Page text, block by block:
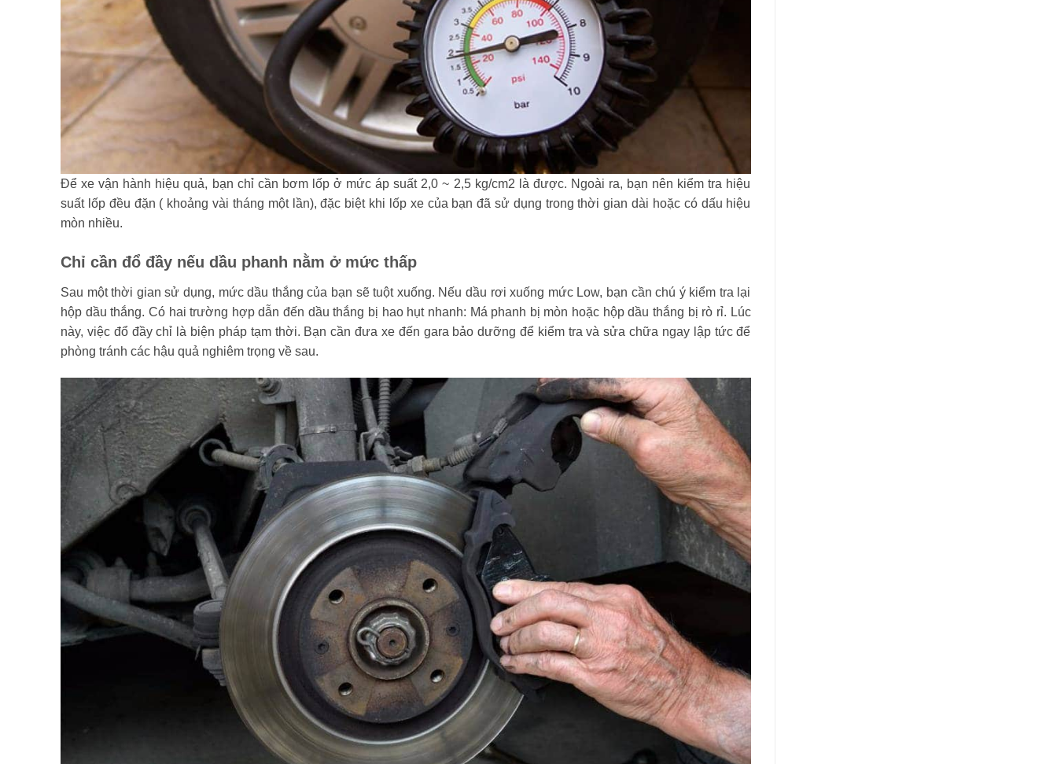
Để xe vận hành hiệu quả, bạn chỉ cần bơm lốp ở mức áp suất 2,0 ~ 2,5 kg/cm2 là được. Ngoài ra, bạn nên kiểm tra hiệu
suất lốp đều đặn ( khoảng vài tháng một lần), đặc biệt khi lốp xe của bạn đã sử dụng trong thời gian dài hoặc có dấu hiệu
mòn nhiều.
Chỉ cần đổ đầy nếu dầu phanh nằm ở mức thấp
Sau một thời gian sử dụng, mức dầu thắng của bạn sẽ tuột xuống. Nếu dầu rơi xuống mức Low, bạn cần chú ý kiểm tra lại
hộp dầu thắng. Có hai trường hợp dẫn đến dầu thắng bị hao hụt nhanh: Má phanh bị mòn hoặc hộp dầu thắng bị rò rỉ. Lúc
này, việc đổ đầy chỉ là biện pháp tạm thời. Bạn cần đưa xe đến gara bảo dưỡng để kiểm tra và sửa chữa ngay lập tức để
phòng tránh các hậu quả nghiêm trọng về sau.